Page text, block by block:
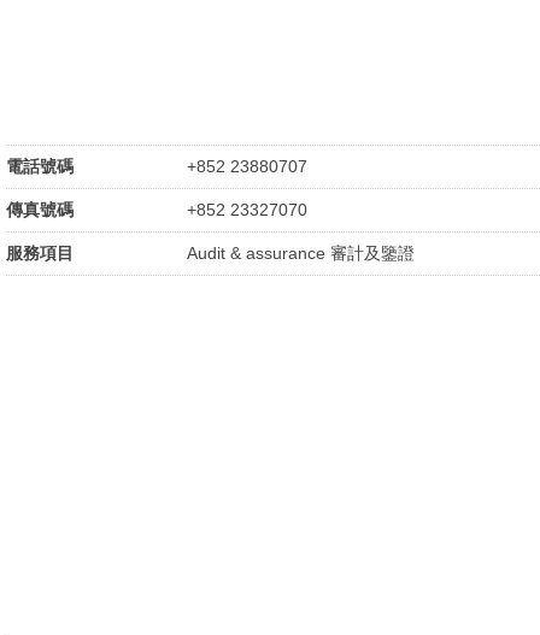
電話號碼 +852 23880707
傳真號碼 +852 23327070
服務項目 Audit & assurance 審計及鑒證